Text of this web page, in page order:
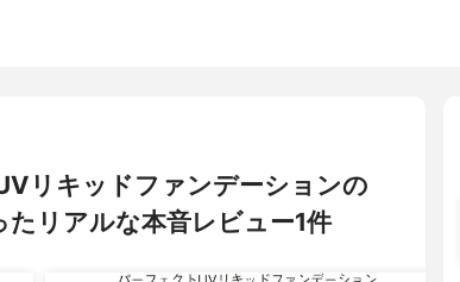
リキッドファンデーションの
リアルな本音レビュー1件